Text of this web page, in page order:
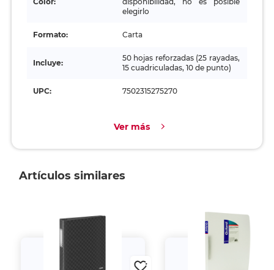
elegirlo
Formato: Carta
Incluye:
50 hojas reforzadas (25 rayadas,
15 cuadriculadas, 10 de punto)
UPC: 7502315275270
Ver más
Artículos similares